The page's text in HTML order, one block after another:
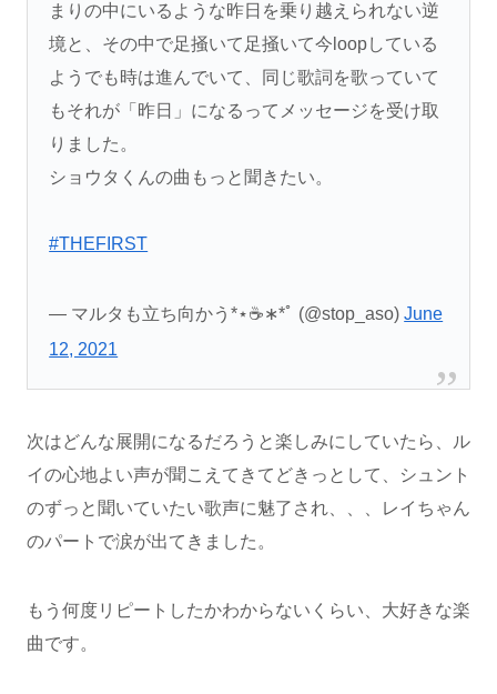
まりの中にいるような昨日を乗り越えられない逆
境と、その中で足掻いて足掻いて今loopしている
ようでも時は進んでいて、同じ歌詞を歌っていて
もそれが「昨日」になるってメッセージを受け取
りました。
ショウタくんの曲もっと聞きたい。
#THEFIRST
— マルタも立ち向かう*⋆☕∗*ﾟ (@stop_aso)June
12, 2021
次はどんな展開になるだろうと楽しみにしていたら、ル
イの心地よい声が聞こえてきてどきっとして、シュント
のずっと聞いていたい歌声に魅了され、、、レイちゃん
のパートで涙が出てきました。
もう何度リピートしたかわからないくらい、大好きな楽
曲です。